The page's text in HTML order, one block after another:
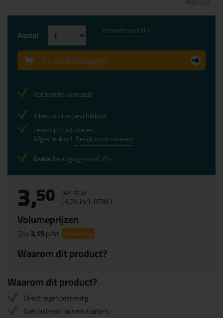
3,50 per stuk
(4,24incl. BTW )
Volumeprijzen
24x3,19p/st 9%korting
Waarom dit product?
Aantal bereken aantal >
In winkelwagen
Voldoende voorraad
Alleen online beschikbaar
Levertijd controleren...
Afgesproken! Bekijk onze reviews
Gratisbezorging vanaf 75,-
Waarom dit product?
Direct regenbestendig
Speciaal voor buitensituatie's